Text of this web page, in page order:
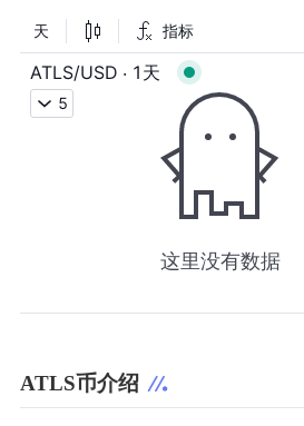
ATLS币介绍